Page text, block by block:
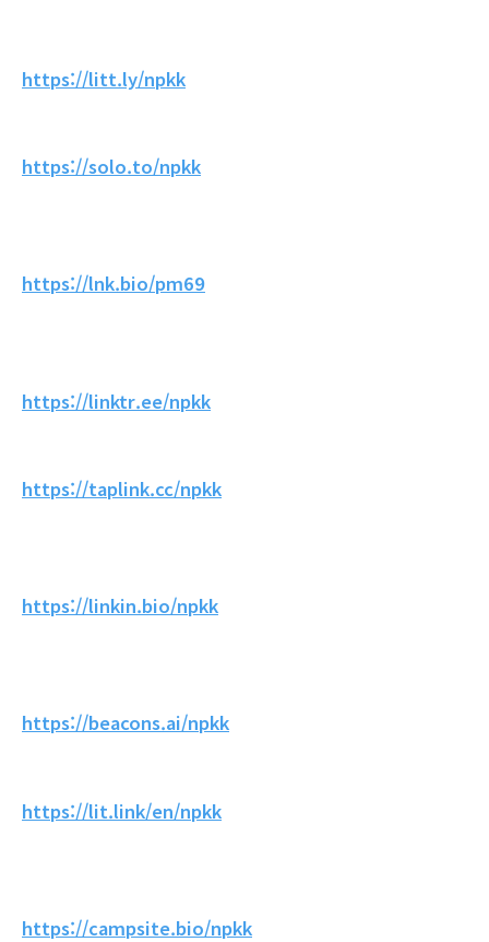
https://litt.ly/npkk
https://solo.to/npkk
https://lnk.bio/pm69
https://linktr.ee/npkk
https://taplink.cc/npkk
https://linkin.bio/npkk
https://beacons.ai/npkk
https://lit.link/en/npkk
https://campsite.bio/npkk